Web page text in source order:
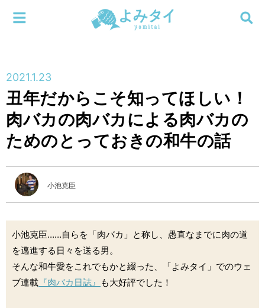
連載
新刊
編集部
検索する
メニューを閉じる
2021.1.23
丑年だからこそ知ってほしい！
肉バカの肉バカによる肉バカの
ためのとっておきの和牛の話
小池克臣
小池克臣……自らを「肉バカ」と称し、愚直なまでに肉の道
を邁進する日々を送る男。
そんな和牛愛をこれでもかと綴った、「よみタイ」でのウェ
ブ連載 『肉バカ日誌』 も大好評でした！